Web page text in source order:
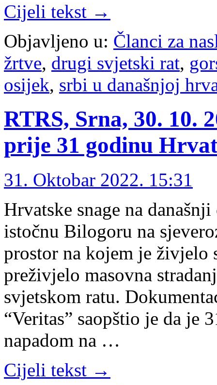
Cijeli tekst →
Objavljeno u: Članci za
žrtve, drugi svjetski rat,
osijek, srbi u današnjoj
RTRS, Srna, 30. 10.
prije 31 godinu
31. Oktobar 2022. 15:31
Hrvatske snage na
istočnu Bilogoru na
prostor na kojem je živjelo
preživjelo masovna
svjetskom ratu.
“Veritas” saopštio je da je
napadom na …
Cijeli tekst →